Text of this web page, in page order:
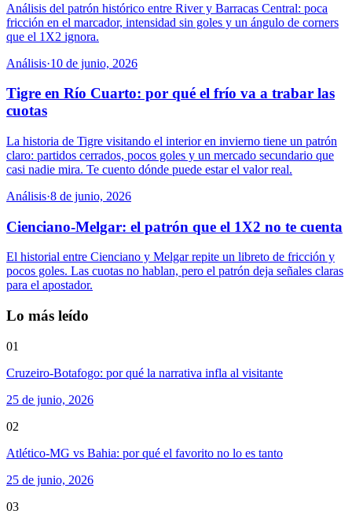
Análisis del patrón histórico entre River y Barracas Central: poca
fricción en el marcador, intensidad sin goles y un ángulo de corners
que el 1X2 ignora.
Análisis·10 de junio, 2026
Tigre en Río Cuarto: por qué el frío va a trabar las
cuotas
La historia de Tigre visitando el interior en invierno tiene un patrón
claro: partidos cerrados, pocos goles y un mercado secundario que
casi nadie mira. Te cuento dónde puede estar el valor real.
Análisis·8 de junio, 2026
Cienciano-Melgar: el patrón que el 1X2 no te cuenta
El historial entre Cienciano y Melgar repite un libreto de fricción y
pocos goles. Las cuotas no hablan, pero el patrón deja señales claras
para el apostador.
Lo más leído
01
Cruzeiro-Botafogo: por qué la narrativa infla al visitante
25 de junio, 2026
02
Atlético-MG vs Bahia: por qué el favorito no lo es tanto
25 de junio, 2026
03